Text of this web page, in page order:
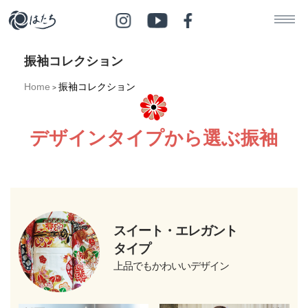
振袖コレクション
Home > 振袖コレクション
デザインタイプから選ぶ振袖
スイート・エレガント
タイプ
上品でもかわいいデザイン